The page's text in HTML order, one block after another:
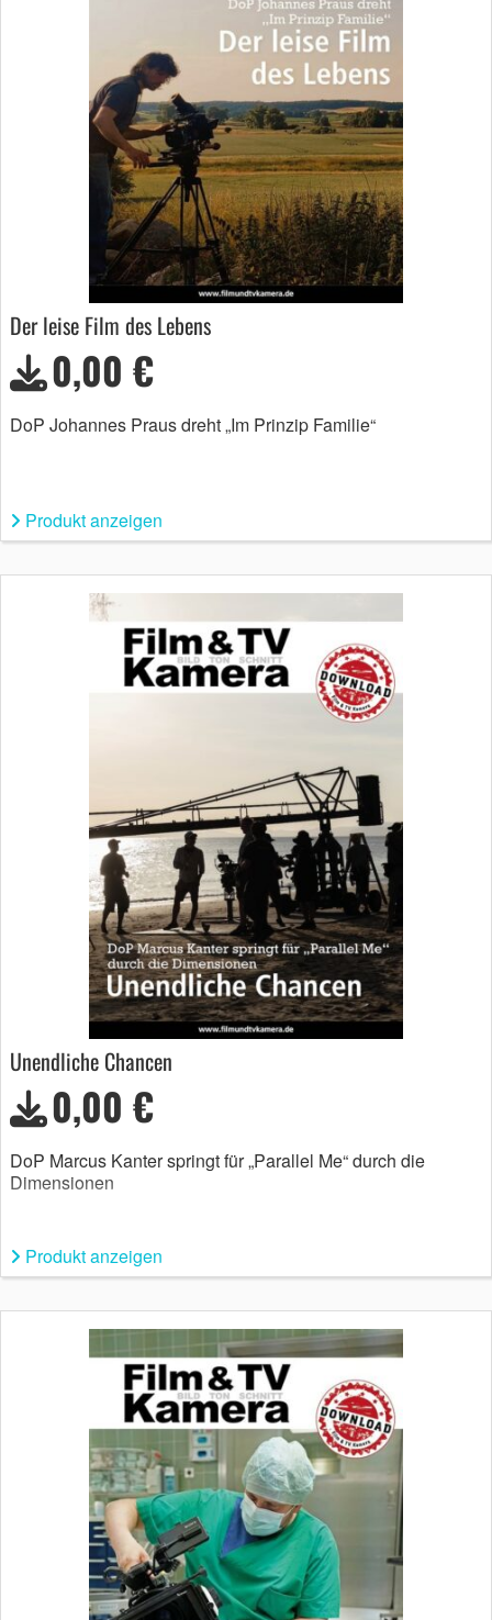
Der leise Film des Lebens
0,00 €
DoP Johannes Praus dreht „Im Prinzip Familie“
Produkt anzeigen
Unendliche Chancen
0,00 €
DoP Marcus Kanter springt für „Parallel Me“ durch die
Dimensionen
Produkt anzeigen